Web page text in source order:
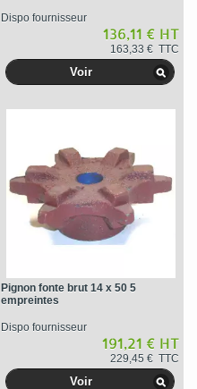
Dispo fournisseur
136,11 € HT
163,33 € TTC
Voir
Pignon fonte brut 14 x 50 5
empreintes
Dispo fournisseur
191,21 € HT
229,45 € TTC
Voir